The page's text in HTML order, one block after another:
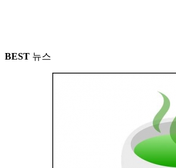
BEST 뉴스